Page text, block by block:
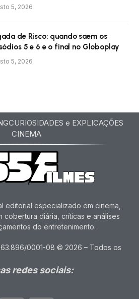
5, 2026
de Risco: quando saem os
5 e 6 e o final no Globoplay
5, 2026
CURIOSIDADES e EXPLICAÇÕES
CINEMA
editorial especializado em cinema,
cobertura diária, críticas e análises
do entretenimento.
0001-08 © 2026 – Todos os
redes sociais: